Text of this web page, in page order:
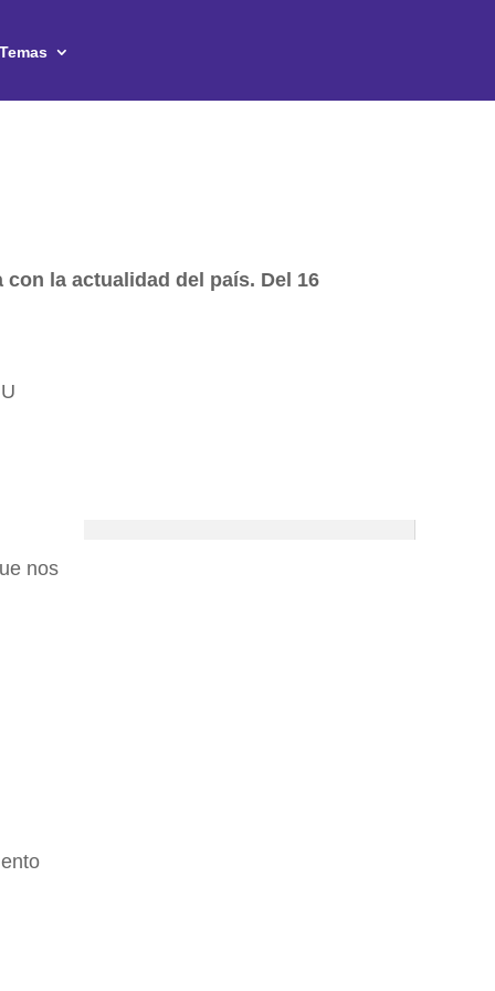
Temas
la actualidad del país. Del 16
nos